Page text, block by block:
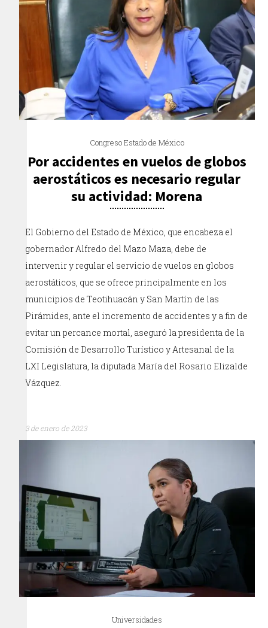
Congreso Estado de México
Por accidentes en vuelos de globos
aerostáticos es necesario regular
su actividad: Morena
El Gobierno del Estado de México, que encabeza el
gobernador Alfredo del Mazo Maza, debe de
intervenir y regular el servicio de vuelos en globos
aerostáticos, que se ofrece principalmente en los
municipios de Teotihuacán y San Martín de las
Pirámides, ante el incremento de accidentes y a fin de
evitar un percance mortal, aseguró la presidenta de la
Comisión de Desarrollo Turístico y Artesanal de la
LXI Legislatura, la diputada María del Rosario Elizalde
Vázquez.
3 de enero de 2023
Universidades